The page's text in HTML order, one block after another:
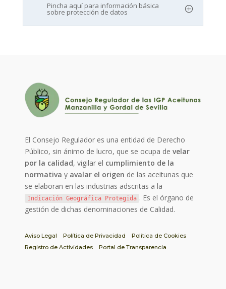
Pincha aquí para información básica
sobre protección de datos
El Consejo Regulador es una entidad de Derecho
Público, sin ánimo de lucro, que se ocupa develar
por la calidad, vigilar el cumplimiento de la
normativa y avalar el origen de las aceitunas que
se elaboran en las industrias adscritas a la
Indicación Geográfica Protegida . Es el órgano de
gestión de dichas denominaciones de Calidad.
Aviso Legal Política de Privacidad
Política de Cookies
Registro de Actividades
Portal de Transparencia